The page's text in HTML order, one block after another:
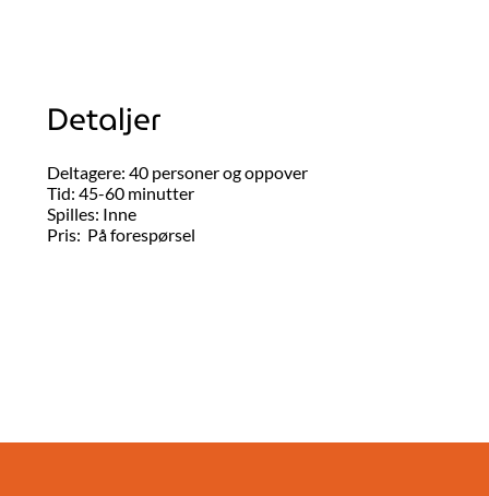
Detaljer
Deltagere: 40 personer og oppover
Tid: 45-60 minutter
Spilles: Inne
Pris: På forespørsel